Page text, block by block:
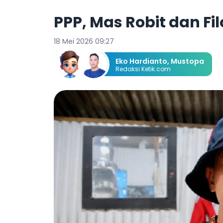
PPP, Mas Robit dan
18 Mei 2026 09:27
Eko Hardianto, Mustopa
Redaksi Ketik.com